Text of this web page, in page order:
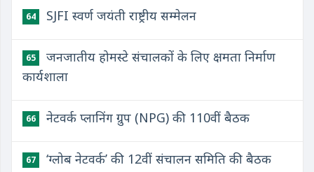
64 SJFI स्वर्ण जयंती राष्ट्रीय सम्मेलन
65
जनजातीय होमस्टे संचालकों के लिए क्षमता निर्माण
कार्यशाला
66 नेटवर्क प्लानिंग ग्रुप (NPG) की 110वीं बैठक
67 ‘ग्लोब नेटवर्क’ की 12वीं संचालन समिति की बैठक